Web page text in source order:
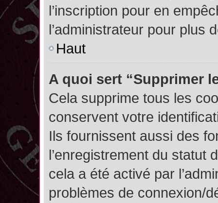
l’inscription pour en
l’administrateur pour plus
Haut
A quoi sert “Supprimer
Cela supprime tous les
conservent votre
Ils fournissent aussi des
l’enregistrement du statut
cela a été activé par
problèmes de connexion/